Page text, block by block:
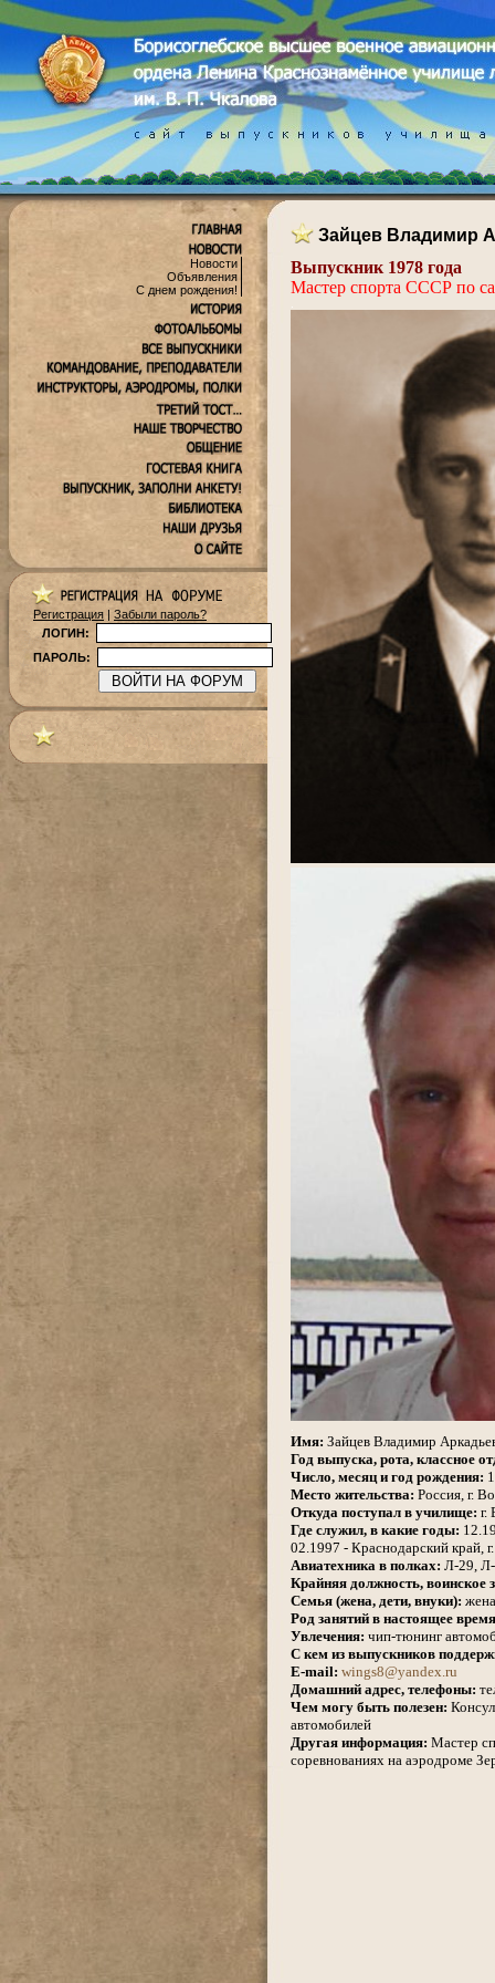
Новости
Объявления
С днем рождения!
Регистрация | Забыли пароль?
ЛОГИН:
ПАРОЛЬ:
Зайцев Владимир
Выпускник 1978 года
Мастер спорта СССР по
Имя: Зайцев Владимир
Год выпуска, рота, классное
Число, месяц и год рождения:
Место жительства: Россия, г.
Откуда поступал в училище: г.
Где служил, в какие годы:
02.1997 - Краснодарский край,
Авиатехника в полках: Л-29,
Крайняя должность, воинское
Семья (жена, дети, внуки):
Род занятий в настоящее
Увлечения: чип-тюнинг
С кем из выпускников
E-mail: wings8@yandex.ru
Домашний адрес, телефоны:
Чем могу быть полезен:
автомобилей
Другая информация: Мастер
соревнованиях на аэродроме